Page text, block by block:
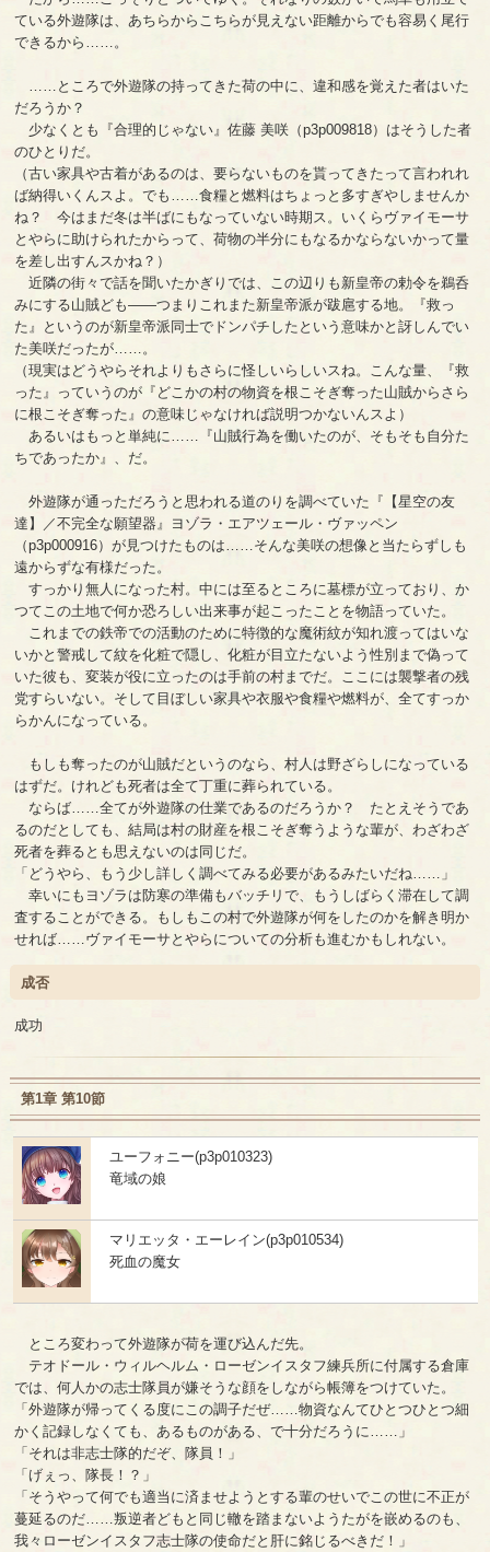
ている外遊隊は、あちらからこちらが見えない距離からでも容易く尾行
できるから……。
……ところで外遊隊の持ってきた荷の中に、違和感を覚えた者はいた
だろうか？
少なくとも『合理的じゃない』佐藤 美咲（p3p009818）はそうした者
のひとりだ。
（古い家具や古着があるのは、要らないものを貰ってきたって言われれ
ば納得いくんスよ。でも……食糧と燃料はちょっと多すぎやしませんか
ね？ 今はまだ冬は半ばにもなっていない時期ス。いくらヴァイモーサ
とやらに助けられたからって、荷物の半分にもなるかならないかって量
を差し出すんスかね？）
近隣の街々で話を聞いたかぎりでは、この辺りも新皇帝の勅令を鵜呑
みにする山賊ども――つまりこれまた新皇帝派が跋扈する地。『救っ
た』というのが新皇帝派同士でドンパチしたという意味かと訝しんでい
た美咲だったが……。
（現実はどうやらそれよりもさらに怪しいらしいスね。こんな量、『救
った』っていうのが『どこかの村の物資を根こそぎ奪った山賊からさら
に根こそぎ奪った』の意味じゃなければ説明つかないんスよ）
あるいはもっと単純に……『山賊行為を働いたのが、そもそも自分た
ちであったか』、だ。
外遊隊が通っただろうと思われる道のりを調べていた『【星空の友
達】／不完全な願望器』ヨゾラ・エアツェール・ヴァッペン
（p3p000916）が見つけたものは……そんな美咲の想像と当たらずしも
遠からずな有様だった。
すっかり無人になった村。中には至るところに墓標が立っており、か
つてこの土地で何か恐ろしい出来事が起こったことを物語っていた。
これまでの鉄帝での活動のために特徴的な魔術紋が知れ渡ってはいな
いかと警戒して紋を化粧で隠し、化粧が目立たないよう性別まで偽って
いた彼も、変装が役に立ったのは手前の村までだ。ここには襲撃者の残
党すらいない。そして目ぼしい家具や衣服や食糧や燃料が、全てすっか
らかんになっている。
もしも奪ったのが山賊だというのなら、村人は野ざらしになっている
はずだ。けれども死者は全て丁重に葬られている。
ならば……全てが外遊隊の仕業であるのだろうか？ たとえそうであ
るのだとしても、結局は村の財産を根こそぎ奪うような輩が、わざわざ
死者を葬るとも思えないのは同じだ。
「どうやら、もう少し詳しく調べてみる必要があるみたいだね……」
幸いにもヨゾラは防寒の準備もバッチリで、もうしばらく滞在して調
査することができる。もしもこの村で外遊隊が何をしたのかを解き明か
せれば……ヴァイモーサとやらについての分析も進むかもしれない。
成否
成功
第1章 第10節
ユーフォニー(p3p010323)
竜域の娘
マリエッタ・エーレイン(p3p010534)
死血の魔女
ところ変わって外遊隊が荷を運び込んだ先。
テオドール・ウィルヘルム・ローゼンイスタフ練兵所に付属する倉庫
では、何人かの志士隊員が嫌そうな顔をしながら帳簿をつけていた。
「外遊隊が帰ってくる度にこの調子だぜ……物資なんてひとつひとつ細
かく記録しなくても、あるものがある、で十分だろうに……」
「それは非志士隊的だぞ、隊員！」
「げぇっ、隊長！？」
「そうやって何でも適当に済ませようとする輩のせいでこの世に不正が
蔓延るのだ……叛逆者どもと同じ轍を踏まないようたがを嵌めるのも、
我々ローゼンイスタフ志士隊の使命だと肝に銘じるべきだ！」